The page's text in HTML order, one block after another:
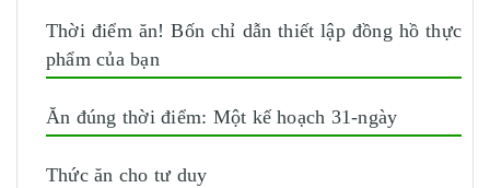
Thời điểm ăn! Bốn chỉ dẫn thiết lập đồng hồ thực
phẩm của bạn
Ăn đúng thời điểm: Một kế hoạch 31-ngày
Thức ăn cho tư duy